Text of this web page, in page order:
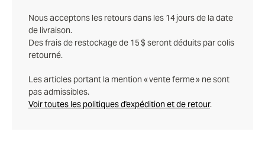
Nous acceptons les retours dans les 14 jours de la date
de livraison.
Des frais de restockage de 15 $ seront déduits par colis
retourné.
Les articles portant la mention « vente ferme » ne sont
pas admissibles.
Voir toutes les politiques d'expédition et de retour.